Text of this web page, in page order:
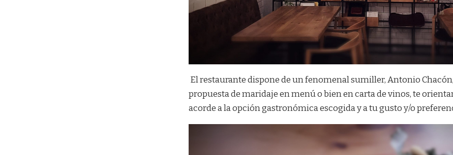
El restaurante dispone de un fenomenal sumiller, Antonio
propuesta de maridaje en menú o bien en carta de vinos, te
acorde a la opción gastronómica escogida y a tu gusto y/o